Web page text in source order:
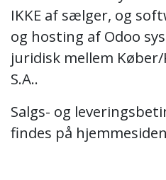
IKKE af sælger, og
og hosting af Odoo
juridisk mellem
S.A..
Salgs- og
findes på